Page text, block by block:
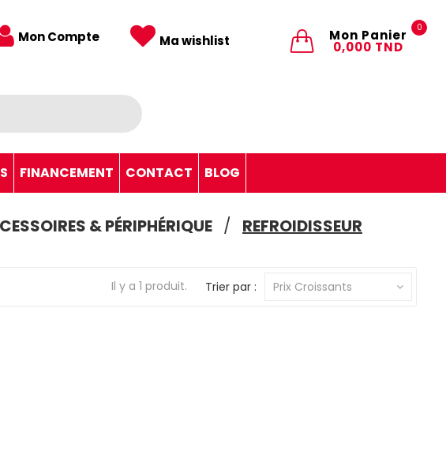
0
Mon Panier
0,000 TND
Mon Compte Ma wishlist
FINANCEMENT CONTACT BLOG
& PÉRIPHÉRIQUE REFROIDISSEUR
Il y a 1 produit. Trier par : Prix Croissants